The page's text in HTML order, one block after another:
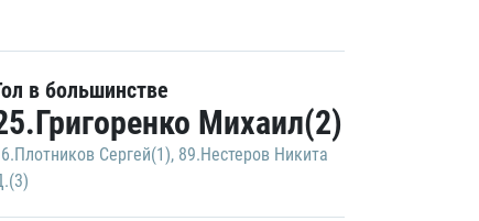
в большинстве
Михаил(2)
Сергей(1), 89.Нестеров Никита